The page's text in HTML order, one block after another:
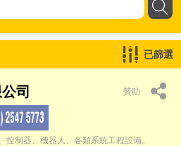
已篩選
司 贊助
制器、機器人、各類系統工程設備。